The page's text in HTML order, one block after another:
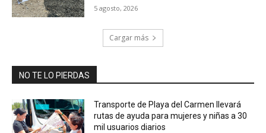
5 agosto, 2026
Cargar más
NO TE LO PIERDAS
Transporte de Playa del Carmen llevará
rutas de ayuda para mujeres y niñas a 30
mil usuarios diarios